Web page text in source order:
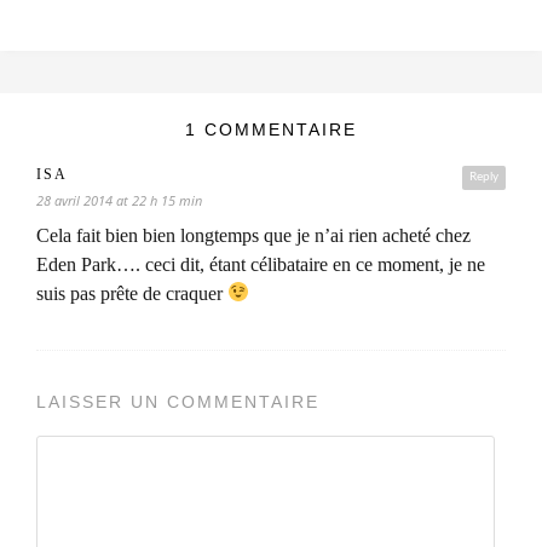
1 COMMENTAIRE
Reply
ISA
28 avril 2014 at 22 h 15 min
Cela fait bien bien longtemps que je n’ai rien acheté chez
Eden Park…. ceci dit, étant célibataire en ce moment, je ne
suis pas prête de craquer
LAISSER UN COMMENTAIRE